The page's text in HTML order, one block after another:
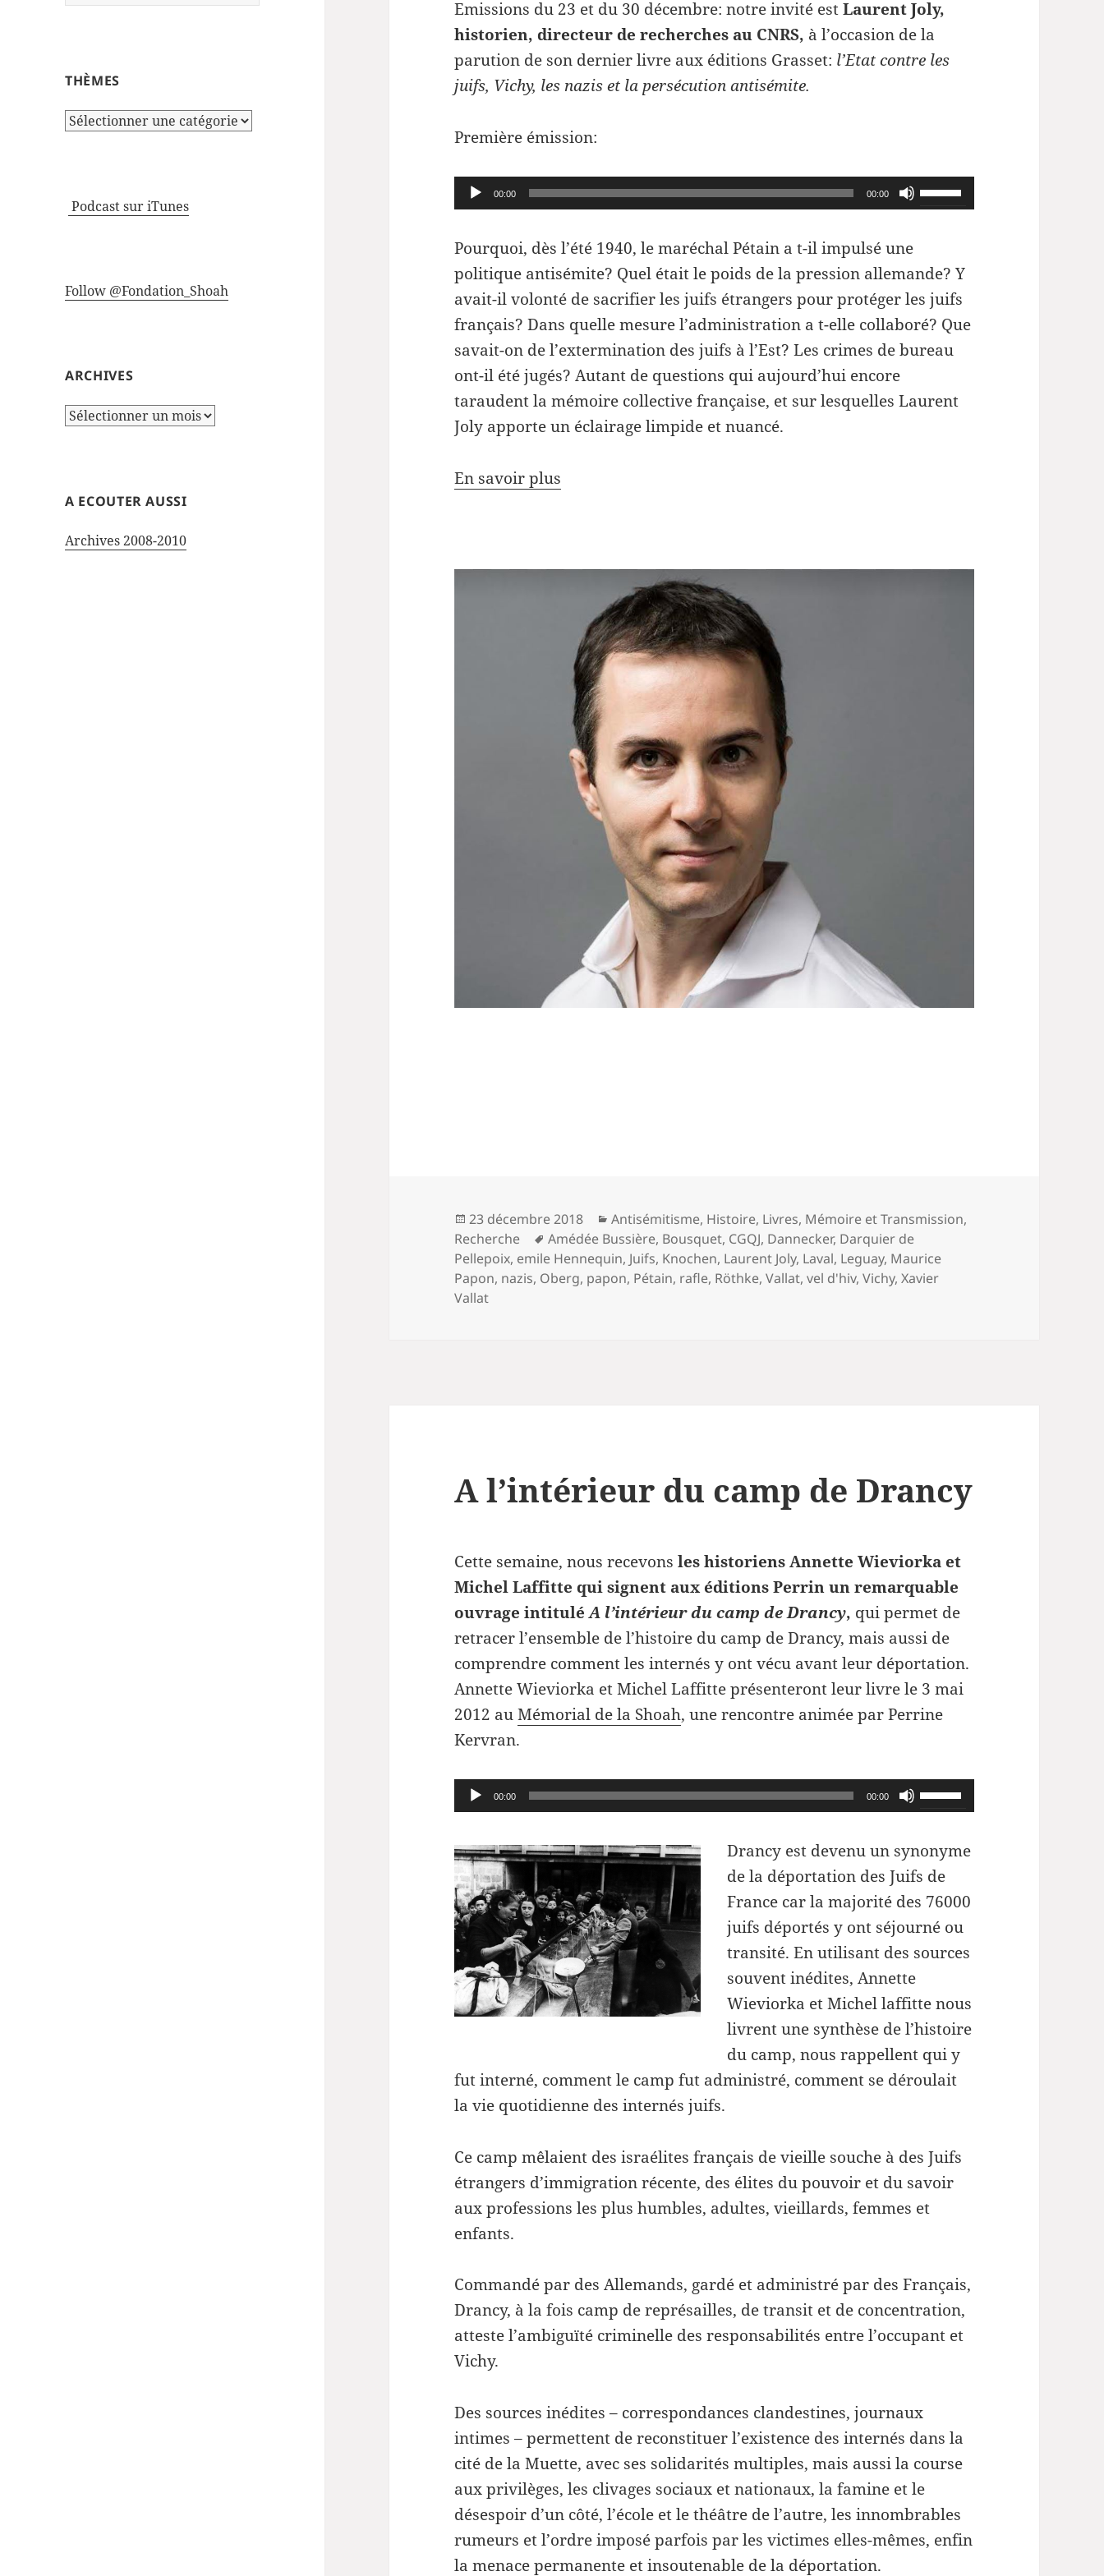
THÈMES
Thèmes
Podcast sur iTunes
Follow @Fondation_Shoah
ARCHIVES
Archives
A ECOUTER AUSSI
Archives 2008-2010
Emissions du 23 et du 30 décembre: notre invité estLaurent Joly,
historien, directeur de recherches au CNRS, à l’occasion de la
parution de son dernier livre aux éditions Grasset: l’Etat contre les
juifs, Vichy, les nazis et la persécution antisémite.
Première émission:
Lecteur
audio
00:00 00:00
Utilisez
les
haut/bas
pour
augmenter
Pourquoi, dès l’été 1940, le maréchal Pétain a t-il impulsé une
politique antisémite? Quel était le poids de la pression allemande? Y
avait-il volonté de sacrifier les juifs étrangers pour protéger les juifs
français? Dans quelle mesure l’administration a t-elle collaboré? Que
savait-on de l’extermination des juifs à l’Est? Les crimes de bureau
ont-il été jugés? Autant de questions qui aujourd’hui encore
taraudent la mémoire collective française, et sur lesquelles Laurent
Joly apporte un éclairage limpide et nuancé.
En savoir plus
Publié
le
23 décembre 2018 Catégories
Antisémitisme, Histoire, Livres, Mémoire et Transmission,
Recherche
Mots-
clés
Amédée Bussière, Bousquet, CGQJ, Dannecker, Darquier de
Pellepoix, emile Hennequin, Juifs, Knochen, Laurent Joly, Laval, Leguay, Maurice
Papon, nazis, Oberg, papon, Pétain, rafle, Röthke,Vallat,vel d'hiv,Vichy,Xavier
Vallat
A l’intérieur du camp de Drancy
Cette semaine, nous recevonsles historiens Annette Wieviorka et
Michel Laffitte qui signent aux éditions Perrin un remarquable
ouvrage intituléA l’intérieur du camp de Drancy, qui permet de
retracer l’ensemble de l’histoire du camp de Drancy, mais aussi de
comprendre comment les internés y ont vécu avant leur déportation.
Annette Wieviorka et Michel Laffitte présenteront leur livre le 3 mai
2012 auMémorial de la Shoah, une rencontre animée par Perrine
Kervran.
Lecteur
audio
00:00 00:00
Utilisez
les
haut/bas
pour
augmenter
volume.
Drancy est devenu un synonyme
de la déportation des Juifs de
France car la majorité des 76000
juifs déportés y ont séjourné ou
transité. En utilisant des sources
souvent inédites, Annette
Wieviorka et Michel laffitte nous
livrent une synthèse de l’histoire
du camp, nous rappellent qui y
fut interné, comment le camp fut administré, comment se déroulait
la vie quotidienne des internés juifs.
Ce camp mêlaient des israélites français de vieille souche à des Juifs
étrangers d’immigration récente, des élites du pouvoir et du savoir
aux professions les plus humbles, adultes, vieillards, femmes et
enfants.
Commandé par des Allemands, gardé et administré par des Français,
Drancy, à la fois camp de représailles, de transit et de concentration,
atteste l’ambiguïté criminelle des responsabilités entre l’occupant et
Vichy.
Des sources inédites – correspondances clandestines, journaux
intimes – permettent de reconstituer l’existence des internés dans la
cité de la Muette, avec ses solidarités multiples, mais aussi la course
aux privilèges, les clivages sociaux et nationaux, la famine et le
désespoir d’un côté, l’école et le théâtre de l’autre, les innombrables
rumeurs et l’ordre imposé parfois par les victimes elles-mêmes, enfin
la menace permanente et insoutenable de la déportation.